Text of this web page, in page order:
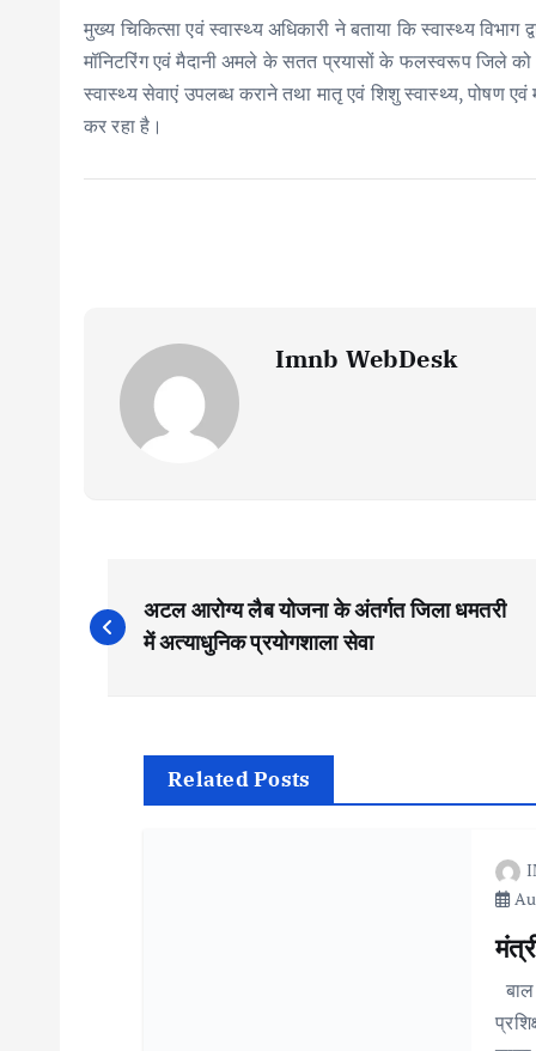
मुख्य चिकित्सा एवं स्वास्थ्य अधिकारी ने बताया कि स्वास्थ्य विभाग
मॉनिटरिंग एवं मैदानी अमले के सतत प्रयासों के फलस्वरूप जिले को
स्वास्थ्य सेवाएं उपलब्ध कराने तथा मातृ एवं शिशु स्वास्थ्य, पोषण
कर रहा है।
Imnb WebDesk
P
o
अटल आरोग्य लैब योजना के अंतर्गत जिला धमतरी
में अत्याधुनिक प्रयोगशाला सेवा
Related Posts